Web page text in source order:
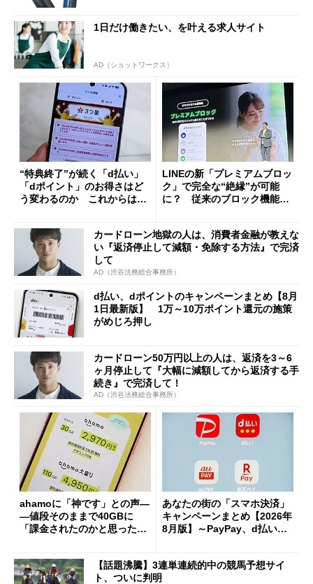
1日だけ働きたい、を叶える求人サイト
AD（ショットワークス）
“特典終了”が続く「d払い」
「dポイント」のお得さはど
う変わるのか これからは
LINEの新「プレミアムブロッ
ク」で完全な“絶縁”が可能
に？ 従来のブロック機能と
カードローン地獄の人は、消費者金融が教えな
い『返済停止して減額・免除する方法』で完済
して
AD（渋谷法務総合事務所）
d払い、dポイントのキャンペーンまとめ【8月
1日最新版】 1万～10万ポイント還元の施策
がめじろ押し
カードローン50万円以上の人は、返済を3～6
ヶ月停止して『大幅に減額してから返済する手
続き』で完済して！
AD（渋谷法務総合事務所）
ahamoに「神です」との声―
―値段そのままで40GBに
「課金されたのかと思った」
あなたの街の「スマホ決済」
キャンペーンまとめ【2026年
8月版】～PayPay、d払い、a
【話題沸騰】3連単連続的中の競馬予想サイ
ト、ついに判明